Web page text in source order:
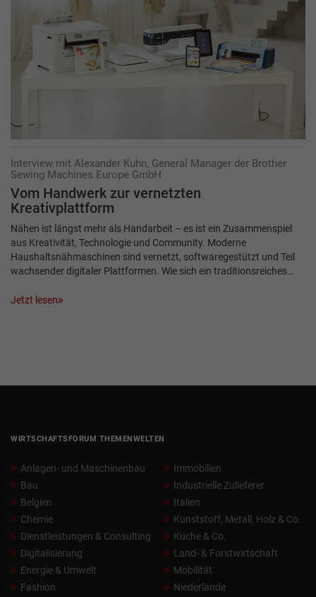
Interview mit Alexander Kuhn, General Manager der Brother
Sewing Machines Europe GmbH
Vom Handwerk zur vernetzten
Kreativplattform
Nähen ist längst mehr als Handarbeit – es ist ein Zusammenspiel
aus Kreativität, Technologie und Community. Moderne
Haushaltsnähmaschinen sind vernetzt, softwaregestützt und Teil
wachsender digitaler Plattformen. Wie sich ein traditionsreiches…
Jetzt lesen
WIRTSCHAFTSFORUM THEMENWELTEN
Anlagen- und Maschinenbau
Bau
Belgien
Chemie
Dienstleistungen & Consulting
Digitalisierung
Energie & Umwelt
Fashion
Immobilien
Industrielle Zulieferer
Italien
Kunststoff, Metall, Holz & Co.
Küche & Co.
Land- & Forstwirtschaft
Mobilität
Niederlande